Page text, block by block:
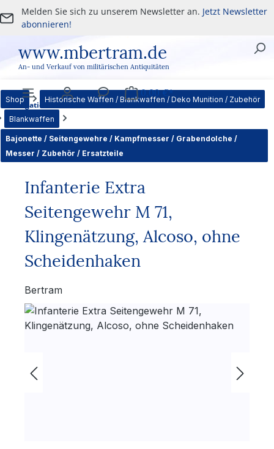
Zum Hauptinhalt springen
Melden Sie sich zu unserem Newsletter an. Jetzt Newsletter
abonnieren!
www.mbertram.de
An- und Verkauf von militärischen Antiquitäten
Navigation Benutzer Service
0,00 €*
Warenkorb
Shop Historische Waffen / Blankwaffen / Deko Munition / Zubehör
Blankwaffen
Bajonette / Seitengewehre / Kampfmesser / Grabendolche /
Messer / Zubehör / Ersatzteile
Infanterie Extra
Seitengewehr M 71,
Klingenätzung, Alcoso, ohne
Scheidenhaken
Bertram
Bildergalerie überspringen